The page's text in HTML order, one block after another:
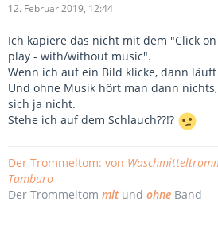
12. Februar 2019, 12:44
Ich kapiere das nicht mit dem "Click
play - with/without music".
Wenn ich auf ein Bild klicke, dann
Und ohne Musik hört man dann
sich ja nicht.
Stehe ich auf dem Schlauch??!?
Der Trommeltom: von
Tamburo
Der Trommeltom mitund ohne Band